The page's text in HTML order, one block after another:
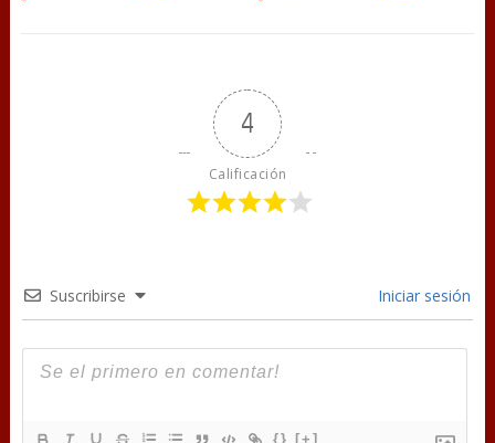
4
Calificación
Suscribirse Iniciar sesión
{} [+]